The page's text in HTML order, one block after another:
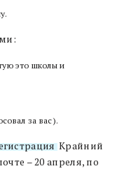
это школы и
за вас).
. Крайний
– 20 апреля, по